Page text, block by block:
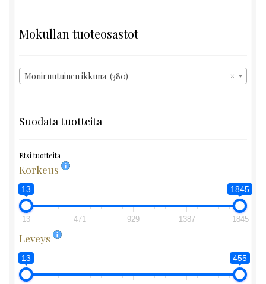
Mokullan tuoteosastot
×
Moniruutuinen ikkuna (380)
Suodata tuotteita
Etsi tuotteita
Korkeus
13 1845
13 471 929 1387 1845
Leveys
13 455